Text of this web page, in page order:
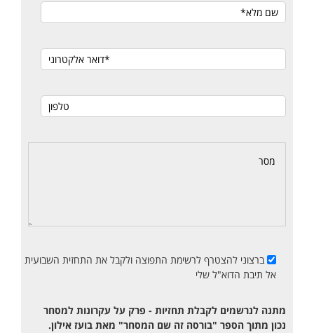
ברצוני להצטרף לרשימת התפוצה ולקבל את התחזית השבועית
אל תיבת הדוא"ל שלי
מתנה לנרשמים לקבלת תחזיות - פרק על עקרונות למסחר
נכון מתוך הספר "בורסה זה שם המסחר" מאת בועז אילון.